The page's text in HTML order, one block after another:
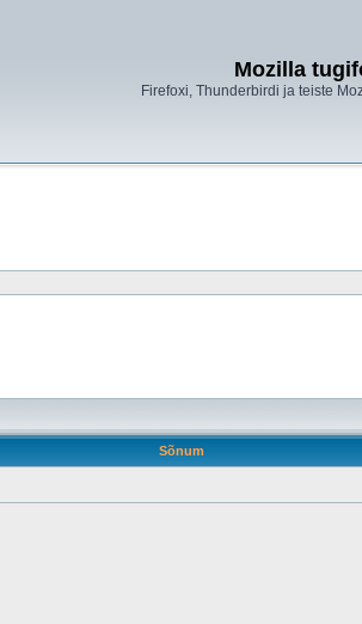
Mozilla
Firefoxi, Thunderbirdi ja teiste
Sõnum